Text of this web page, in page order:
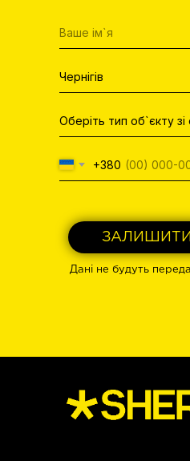
+380
Дані не будуть